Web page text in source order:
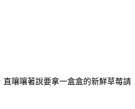
嚷嚷著說要拿一盒盒的新鮮草莓請